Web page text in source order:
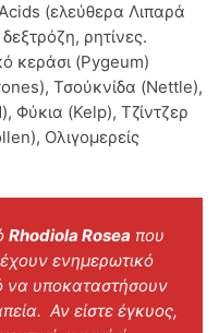
(ελεύθερα Λιπαρά
ρητίνες.
κεράσι (Pygeum)
Τσούκνίδα (Nettle),
Φύκια (Kelp), Τζίντζερ
Ολιγομερείς
Rhodiola Rosea που
ενημερωτικό
να υποκαταστήσουν
Αν είστε έγκυος,